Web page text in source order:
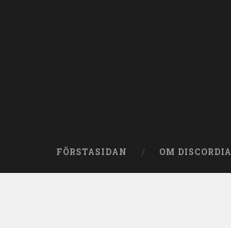
FÖRSTASIDAN OM DISCORDIA